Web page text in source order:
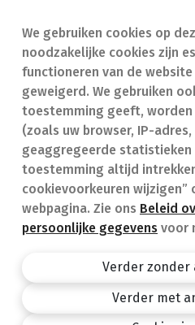
We gebruiken cookies op
noodzakelijke cookies zijn
functioneren van de
geweigerd. We gebruiken
toestemming geeft, worden
(zoals uw browser, IP-
geaggregeerde statistieken
toestemming altijd
cookievoorkeuren wijzigen”
webpagina. Zie ons Beleid
persoonlijke gegevens voor
Verder zonder
Verder met
Vind een apotheek
Onze expertise
Ziekten
Geneesmiddelen
Apotheek.be
Algemene
design by